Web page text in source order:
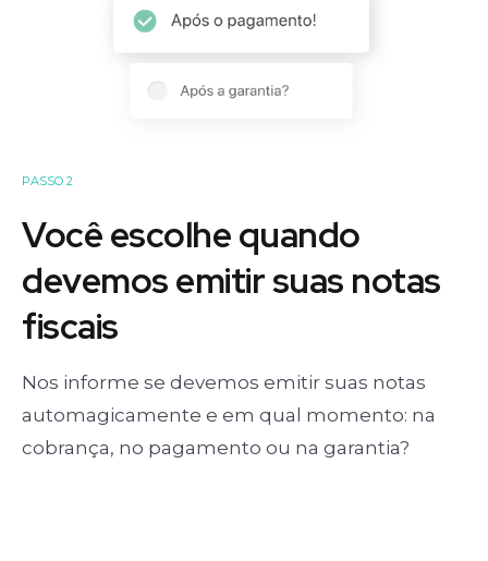
PASSO 2
Você escolhe quando
devemos emitir suas notas
fiscais
Nos informe se devemos emitir suas notas
automagicamente e em qual momento: na
cobrança, no pagamento ou na garantia?